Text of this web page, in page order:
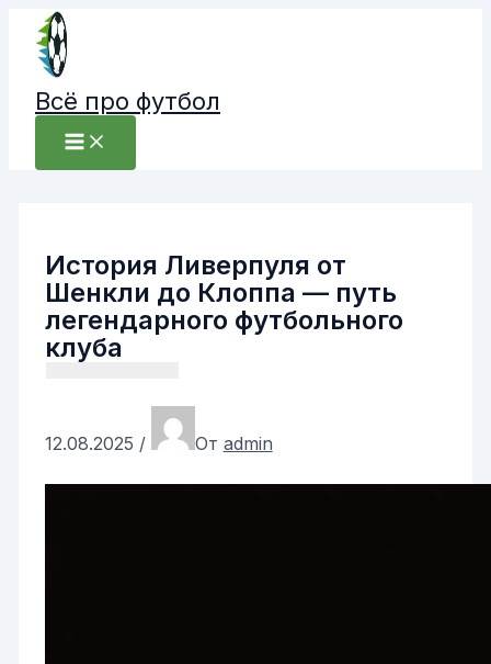
Перейти
содержимому
Всё про футбол
История Ливерпуля от
Шенкли до Клоппа — путь
легендарного футбольного
клуба
12.08.2025 / От admin